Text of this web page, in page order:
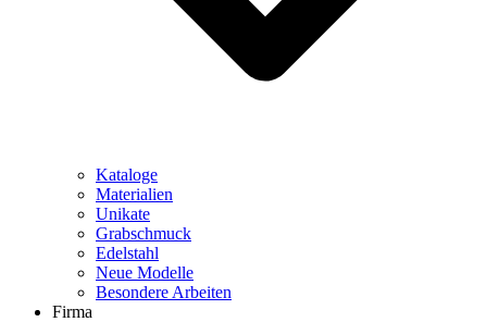
Kataloge
Materialien
Unikate
Grabschmuck
Edelstahl
Neue Modelle
Besondere Arbeiten
Firma